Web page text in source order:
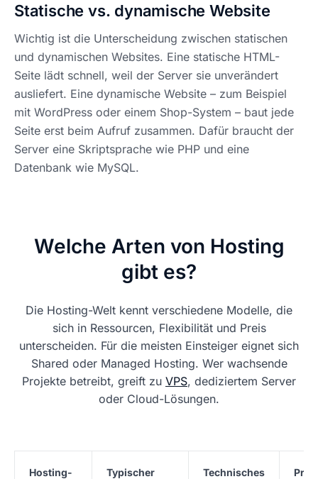
Statische vs. dynamische Website
Wichtig ist die Unterscheidung zwischen statischen
und dynamischen Websites. Eine statische HTML-
Seite lädt schnell, weil der Server sie unverändert
ausliefert. Eine dynamische Website – zum Beispiel
mit WordPress oder einem Shop-System – baut jede
Seite erst beim Aufruf zusammen. Dafür braucht der
Server eine Skriptsprache wie PHP und eine
Datenbank wie MySQL.
Welche Arten von Hosting
gibt es?
Die Hosting-Welt kennt verschiedene Modelle, die
sich in Ressourcen, Flexibilität und Preis
unterscheiden. Für die meisten Einsteiger eignet sich
Shared oder Managed Hosting. Wer wachsende
Projekte betreibt, greift zu VPS, dediziertem Server
oder Cloud-Lösungen.
Hosting-
Typischer
Technisches